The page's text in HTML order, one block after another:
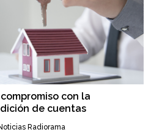
con la
de cuentas
Radiorama